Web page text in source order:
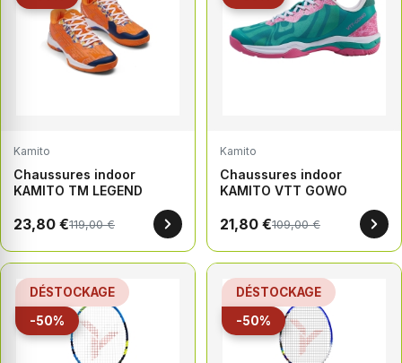
Kamito
Chaussures indoor
KAMITO TM LEGEND
23,80 €119,00 €
Kamito
Chaussures indoor
KAMITO VTT GOWO
21,80 €109,00 €
DÉSTOCKAGE
-50%
DÉSTOCKAGE
-50%